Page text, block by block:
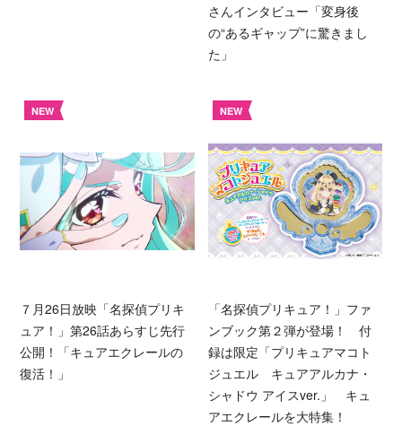
さんインタビュー「変身後
の“あるギャップ”に驚きまし
た」
NEW
７月26日放映「名探偵プリキ
ュア！」第26話あらすじ先行
公開！「キュアエクレールの
復活！」
NEW
「名探偵プリキュア！」ファ
ンブック第２弾が登場！ 付
録は限定「プリキュアマコト
ジュエル キュアアルカナ・
シャドウ アイスver.」 キュ
アエクレールを大特集！